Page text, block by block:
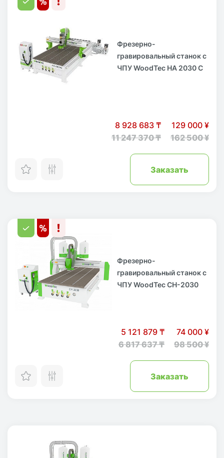
Фрезерно-
гравировальный станок с
ЧПУ WoodTec HA 2030 C
8 928 683 ₸
11 247 370 ₸
129 000 ¥
162 500 ¥
Заказать
Фрезерно-
гравировальный станок с
ЧПУ WoodTec CH-2030
5 121 879 ₸
6 817 637 ₸
74 000 ¥
98 500 ¥
Заказать